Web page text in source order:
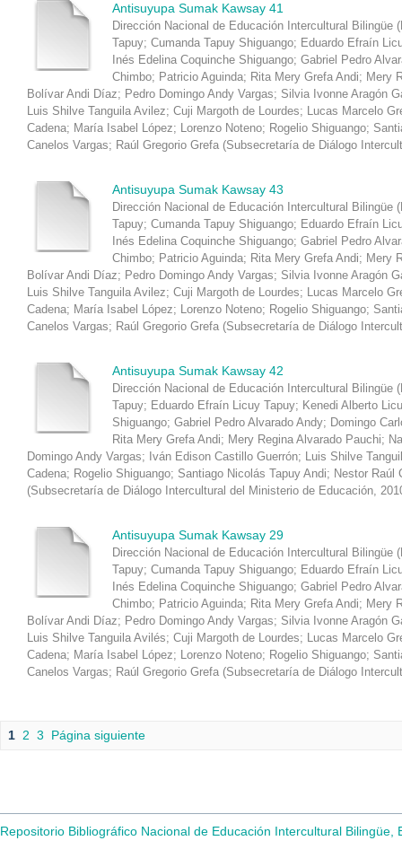
Antisuyupa Sumak Kawsay 41
Dirección Nacional de Educación Intercultural Bilingüe
Tapuy; Cumanda Tapuy Shiguango; Eduardo Efraín
Inés Edelina Coquinche Shiguango; Gabriel Pedro
Chimbo; Patricio Aguinda; Rita Mery Grefa Andi; Mery
Bolívar Andi Díaz; Pedro Domingo Andy Vargas; Silvia Ivonne Aragón
Luis Shilve Tanguila Avilez; Cuji Margoth de Lourdes; Lucas Marcelo
Cadena; María Isabel López; Lorenzo Noteno; Rogelio Shiguango;
Canelos Vargas; Raúl Gregorio Grefa (Subsecretaría de Diálogo
Antisuyupa Sumak Kawsay 43
Dirección Nacional de Educación Intercultural Bilingüe
Tapuy; Cumanda Tapuy Shiguango; Eduardo Efraín
Inés Edelina Coquinche Shiguango; Gabriel Pedro
Chimbo; Patricio Aguinda; Rita Mery Grefa Andi; Mery
Bolívar Andi Díaz; Pedro Domingo Andy Vargas; Silvia Ivonne Aragón
Luis Shilve Tanguila Avilez; Cuji Margoth de Lourdes; Lucas Marcelo
Cadena; María Isabel López; Lorenzo Noteno; Rogelio Shiguango;
Canelos Vargas; Raúl Gregorio Grefa (Subsecretaría de Diálogo
Antisuyupa Sumak Kawsay 42
Dirección Nacional de Educación Intercultural Bilingüe
Tapuy; Eduardo Efraín Licuy Tapuy; Kenedi Alberto
Shiguango; Gabriel Pedro Alvarado Andy; Domingo
Rita Mery Grefa Andi; Mery Regina Alvarado Pauchi;
Domingo Andy Vargas; Iván Edison Castillo Guerrón; Luis Shilve
Cadena; Rogelio Shiguango; Santiago Nicolás Tapuy Andi; Nestor Raúl
(Subsecretaría de Diálogo Intercultural del Ministerio de Educación,
Antisuyupa Sumak Kawsay 29
Dirección Nacional de Educación Intercultural Bilingüe
Tapuy; Cumanda Tapuy Shiguango; Eduardo Efraín
Inés Edelina Coquinche Shiguango; Gabriel Pedro
Chimbo; Patricio Aguinda; Rita Mery Grefa Andi; Mery
Bolívar Andi Díaz; Pedro Domingo Andy Vargas; Silvia Ivonne Aragón
Luis Shilve Tanguila Avilés; Cuji Margoth de Lourdes; Lucas Marcelo
Cadena; María Isabel López; Lorenzo Noteno; Rogelio Shiguango;
Canelos Vargas; Raúl Gregorio Grefa (Subsecretaría de Diálogo
1 2 3 Página siguiente
Repositorio Bibliográfico Nacional de Educación Intercultural